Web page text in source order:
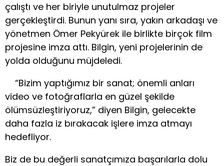
çalıştı ve her biriyle unutulmaz projeler
gerçekleştirdi. Bunun yanı sıra, yakın arkadaşı ve
yönetmen Ömer Pekyürek ile birlikte birçok film
projesine imza attı. Bilgin, yeni projelerinin de
yolda olduğunu müjdeledi.
“Bizim yaptığımız bir sanat; önemli anları
video ve fotoğraflarla en güzel şekilde
ölümsüzleştiriyoruz,” diyen Bilgin, gelecekte
daha fazla iz bırakacak işlere imza atmayı
hedefliyor.
Biz de bu değerli sanatçımıza başarılarla dolu